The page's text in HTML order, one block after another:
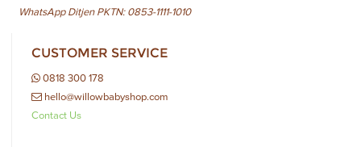
WhatsApp Ditjen PKTN: 0853-1111-1010
CUSTOMER SERVICE
0818 300 178
hello@willowbabyshop.com
Contact Us